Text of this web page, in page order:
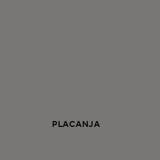
PLAĆANJA